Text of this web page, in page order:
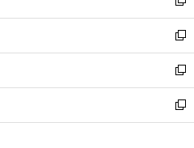
開
く
ウ
で
開
く
ン
ド
ウ
で
開
く
い
ウ
ィ
ン
ド
ウ
で
開
新
し
い
ウ
ィ
ン
ド
ウ
新
し
い
ウ
ィ
ン
新
し
い
ウ
新
し